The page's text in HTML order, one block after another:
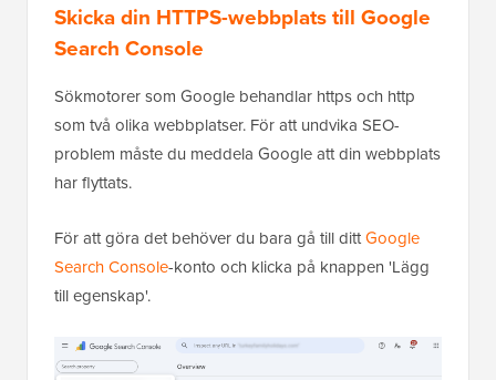
Skicka din HTTPS-webbplats till Google
Search Console
Sökmotorer som Google behandlar https och http
som två olika webbplatser. För att undvika SEO-
problem måste du meddela Google att din webbplats
har flyttats.
För att göra det behöver du bara gå till dittGoogle
Search Console-konto och klicka på knappen 'Lägg
till egenskap'.